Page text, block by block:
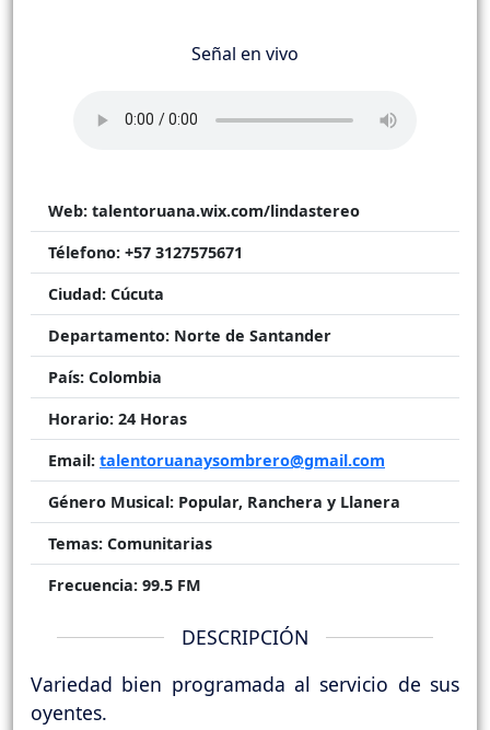
Señal en vivo
Web: talentoruana.wix.com/lindastereo
Télefono: +57 3127575671
Ciudad: Cúcuta
Departamento: Norte de Santander
País: Colombia
Horario: 24 Horas
Email: talentoruanaysombrero@gmail.com
Género Musical: Popular, Ranchera y Llanera
Temas: Comunitarias
Frecuencia: 99.5 FM
DESCRIPCIÓN
Variedad bien programada al servicio de sus
oyentes.